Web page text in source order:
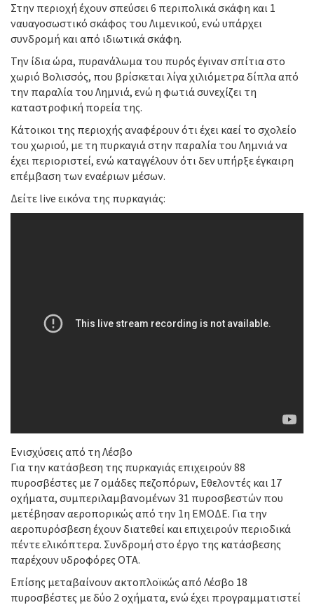
Στην περιοχή έχουν σπεύσει 6 περιπολικά σκάφη και 1
ναυαγοσωστικό σκάφος του Λιμενικού, ενώ υπάρχει
συνδρομή και από ιδιωτικά σκάφη.
Την ίδια ώρα, πυρανάλωμα του πυρός έγιναν σπίτια στο
χωριό Βολισσός, που βρίσκεται λίγα χιλιόμετρα δίπλα από
την παραλία του Λημνιά, ενώ η φωτιά συνεχίζει τη
καταστροφική πορεία της.
Κάτοικοι της περιοχής αναφέρουν ότι έχει καεί το σχολείο
του χωριού, με τη πυρκαγιά στην παραλία του Λημνιά να
έχει περιοριστεί, ενώ καταγγέλουν ότι δεν υπήρξε έγκαιρη
επέμβαση των εναέριων μέσων.
Δείτε live εικόνα της πυρκαγιάς:
Ενισχύσεις από τη Λέσβο
Για την κατάσβεση της πυρκαγιάς επιχειρούν 88
πυροσβέστες με 7 ομάδες πεζοπόρων, Εθελοντές και 17
οχήματα, συμπεριλαμβανομένων 31 πυροσβεστών που
μετέβησαν αεροπορικώς από την 1η ΕΜΟΔΕ. Για την
αεροπυρόσβεση έχουν διατεθεί και επιχειρούν περιοδικά
πέντε ελικόπτερα. Συνδρομή στο έργο της κατάσβεσης
παρέχουν υδροφόρες ΟΤΑ.
Επίσης μεταβαίνουν ακτοπλοϊκώς από Λέσβο 18
πυροσβέστες με δύο 2 οχήματα, ενώ έχει προγραμματιστεί